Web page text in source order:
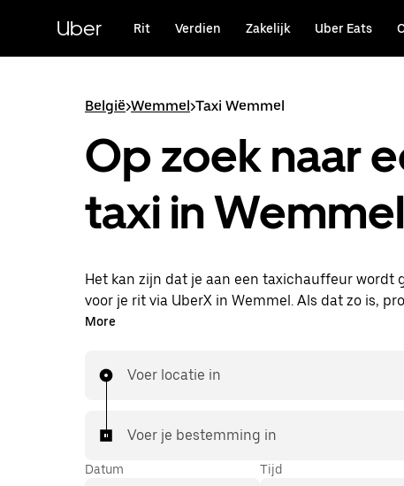
hoofdinhoudUber Rit Verdien Zakelijk Uber Eats
België>Wemmel>Taxi Wemmel
Op zoek naar
taxi in
Het kan zijn dat je aan een taxichauffeur wordt
voor je rit via UberX in Wemmel. Als dat zo is,
van dezelfde 24/7 beschikbaarheid en
naar je bestemming.
More
Voer locatie in
Voer je bestemming in
Datum Tijd